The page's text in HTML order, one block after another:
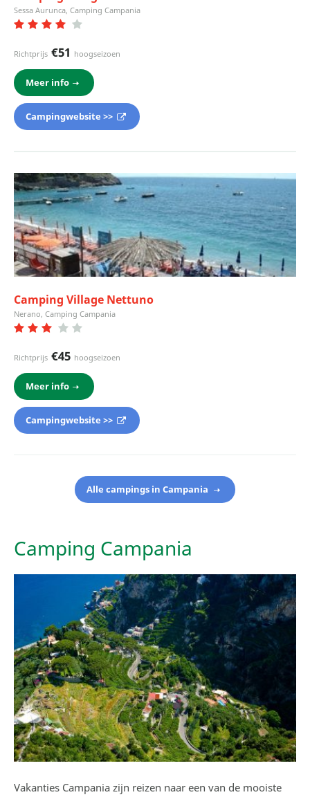
Sessa Aurunca, Camping Campania
Richtprijs €51 hoogseizoen
Meer info
Campingwebsite >>
Camping Village Nettuno
Nerano, Camping Campania
Richtprijs €45 hoogseizoen
Meer info
Campingwebsite >>
Alle campings in Campania
Camping Campania
Vakanties Campania zijn reizen naar een van de mooiste